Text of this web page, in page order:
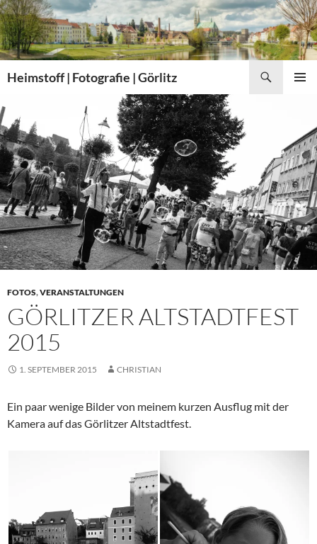
Zum
Inhalt
springen
Heimstoff | Fotografie | Görlitz
FOTOS,VERANSTALTUNGEN
GÖRLITZER ALTSTADTFEST
2015
1. SEPTEMBER 2015 CHRISTIAN
Ein paar wenige Bilder von meinem kurzen Ausflug mit der
Kamera auf das Görlitzer Altstadtfest.